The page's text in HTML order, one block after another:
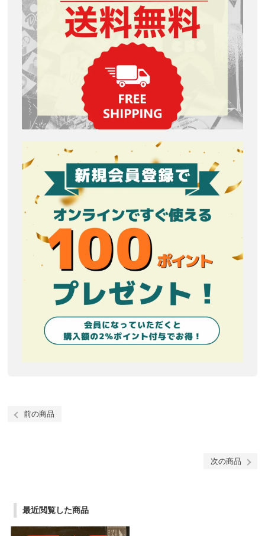
前の商品
次の商品
最近閲覧した商品